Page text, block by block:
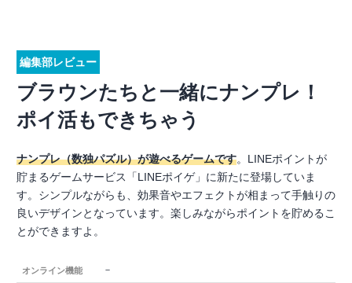
編集部レビュー
ブラウンたちと一緒にナンプレ！
ポイ活もできちゃう
ナンプレ（数独パズル）が遊べるゲームです。LINEポイントが
貯まるゲームサービス「LINEポイゲ」に新たに登場していま
す。シンプルながらも、効果音やエフェクトが相まって手触りの
良いデザインとなっています。楽しみながらポイントを貯めるこ
とができますよ。
オンライン機能 －